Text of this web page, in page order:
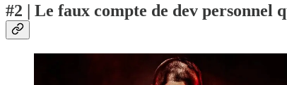
#2 | Le faux compte de dev personnel